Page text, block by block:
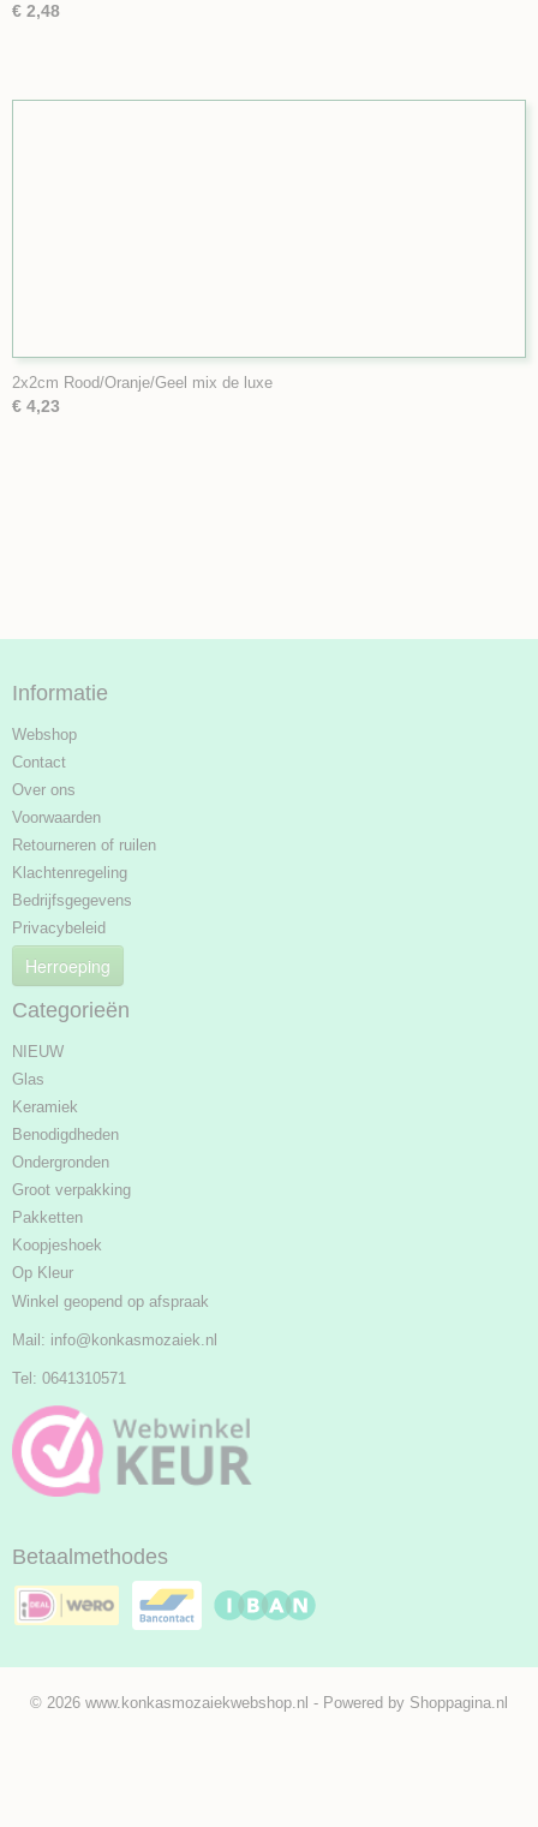
€ 2,48
2x2cm Rood/Oranje/Geel mix de luxe
€ 4,23
Informatie
Webshop
Contact
Over ons
Voorwaarden
Retourneren of ruilen
Klachtenregeling
Bedrijfsgegevens
Privacybeleid
Herroeping
Categorieën
NIEUW
Glas
Keramiek
Benodigdheden
Ondergronden
Groot verpakking
Pakketten
Koopjeshoek
Op Kleur
Winkel geopend op afspraak
Mail: info@konkasmozaiek.nl
Tel: 0641310571
Betaalmethodes
© 2026 www.konkasmozaiekwebshop.nl - Powered by Shoppagina.nl